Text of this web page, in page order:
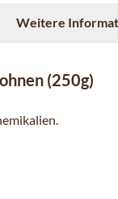
Weitere
(250g)